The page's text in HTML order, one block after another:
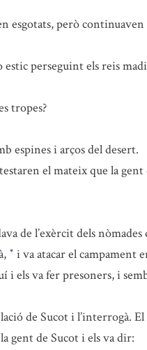
esgotats, però continuaven
perseguint els reis
tropes?
espines i arços del desert.
el mateix que la gent
de l’exèrcit dels
* i va atacar el campament
i els va fer presoners, i
de Sucot i l’interrogà.
gent de Sucot i els va dir: